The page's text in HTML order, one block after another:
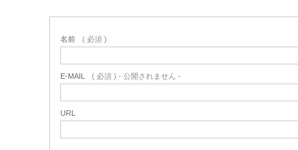
名前 ( 必須 )
E-MAIL ( 必須 ) - 公開されません -
URL